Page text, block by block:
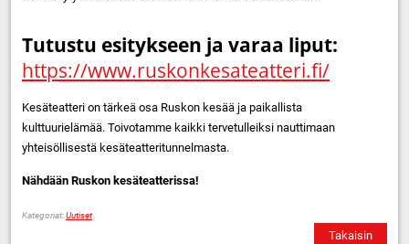
Tutustu esitykseen ja varaa liput:
https://www.ruskonkesateatteri.fi/
Kesäteatteri on tärkeä osa Ruskon kesää ja paikallista
kulttuurielämää. Toivotamme kaikki tervetulleiksi nauttimaan
yhteisöllisestä kesäteatteritunnelmasta.
Nähdään Ruskon kesäteatterissa!
Kategoriat:Uutiset
Takaisin